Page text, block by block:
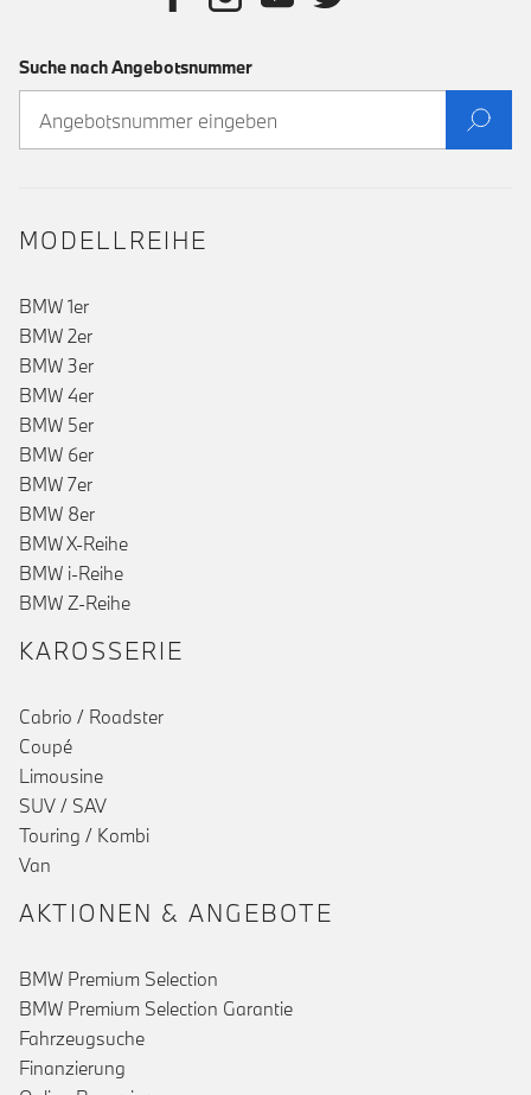
Suche nach Angebotsnummer
MODELLREIHE
BMW 1er
BMW 2er
BMW 3er
BMW 4er
BMW 5er
BMW 6er
BMW 7er
BMW 8er
BMW X-Reihe
BMW i-Reihe()
BMW Z-Reihe
KAROSSERIE
Cabrio / Roadster
Coupé
Limousine
SUV / SAV
Touring / Kombi
Van
AKTIONEN & ANGEBOTE
BMW Premium Selection
BMW Premium Selection Garantie
Fahrzeugsuche
Finanzierung